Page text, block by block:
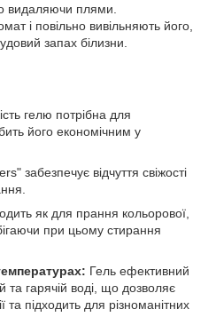
видаляючи плями.
і повільно вивільняють його,
запах білизни.
гелю потрібна для
його економічним у
забезпечує відчуття свіжості
як для прання кольорової,
при цьому стирання
Гель ефективний
та гарячій воді, що дозволяє
підходить для різноманітних